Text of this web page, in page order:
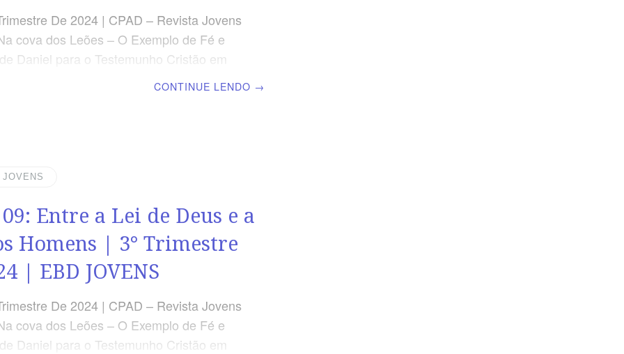
De 2024 | CPAD – Revista Jovens
cova dos Leões – O Exemplo de Fé e
Daniel para o Testemunho Cristão em
DA LIÇÃO Os reinos deste mundo vêm e
CONTINUE LENDO →
JOVENS
Entre a Lei de Deus e a
Homens | 3° Trimestre
| EBD JOVENS
De 2024 | CPAD – Revista Jovens
cova dos Leões – O Exemplo de Fé e
Daniel para o Testemunho Cristão em